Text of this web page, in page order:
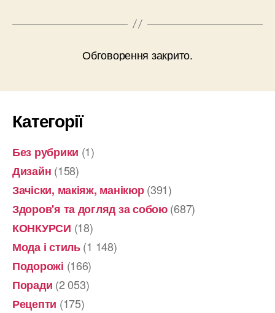
Обговорення закрито.
Категорії
Без рубрики (1)
Дизайн (158)
Зачіски, макіяж, манікюр(391)
Здоров'я та догляд за собою(687)
КОНКУРСИ (18)
Мода і стиль(1 148)
Подорожі (166)
Поради (2 053)
Рецепти (175)